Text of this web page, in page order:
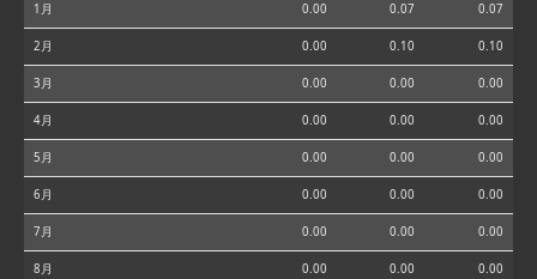
1月 0.00 0.07 0.07
2月 0.00 0.10 0.10
3月 0.00 0.00 0.00
4月 0.00 0.00 0.00
5月 0.00 0.00 0.00
6月 0.00 0.00 0.00
7月 0.00 0.00 0.00
8月 0.00 0.00 0.00